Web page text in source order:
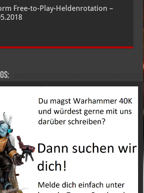
Free-to-Play-Heldenrotation –